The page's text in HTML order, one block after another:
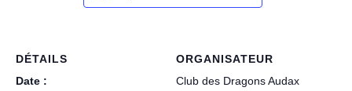
DÉTAILS
Date :
ORGANISATEUR
Club des Dragons Audax